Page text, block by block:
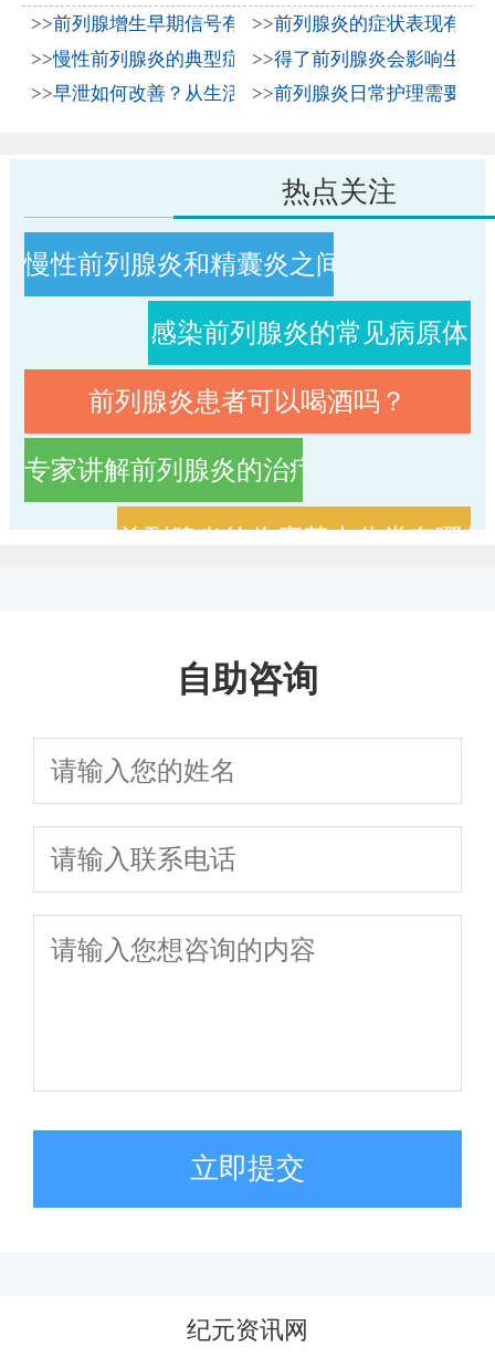
>>前列腺增生早期信号有哪些？2026年科学防治与日常
>>前列腺炎的症状表现有哪
>>慢性前列腺炎的典型症状表现与2026年科学治疗方法
>>得了前列腺炎会影响生育
>>早泄如何改善？从生活习惯到科学治疗全解析
>>前列腺炎日常护理需要注
热点关注
慢性前列腺炎和精囊炎之间关系
感染前列腺炎的常见病原体
前列腺炎患者可以喝酒吗？
专家讲解前列腺炎的治疗方法有哪些
前列腺炎的临床基本分类有哪些
在日常生活中什么人更容
自助咨询
立即提交
纪元资讯网